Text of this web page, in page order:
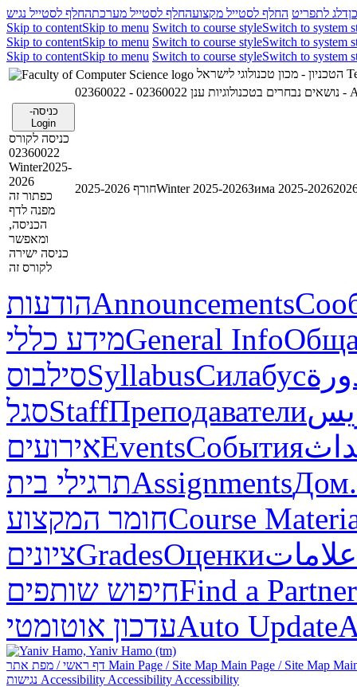
דלג לתפריט החלף לסטייל מקצועהחלף לסטייל מערכתהחלף לסטייל נגיש
Skip to contentSkip to menu Switch to course styleSwitch to system
Skip to contentSkip to menu Switch to course styleSwitch to system
Skip to contentSkip to menu Switch to course styleSwitch to system
02360022 - נושאים נבחרים בטכנולוגיות ענן
כניסה-
Login
כניסה לקורס
02360022
Winter2025-
2026
כפתור זה
מפנה לדף
הכניסה,
ומאפשר
כניסה ישירה
לקורס זה
חורף 2025-2026Winter 2025-2026Зима 2025-2026
הודעותAnnouncements
מידע כלליGeneral Info
סילבוסSyllabusСилабус
סגלStaffПреподаватели
אירועיםEventsСобытия
תרגילי ביתAssignmentsДом.
חומר המקצועCourse
ציוניםGradesОценкиعلامات
חיפוש שותפיםFind a Partner
עדכון אוטומטיAuto Update
Main Page / Site Map Main Page / Site Map
Accessibility Accessibility Accessibility